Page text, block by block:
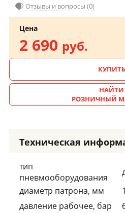
Отзывы и вопросы (0)
Цена
2 690 руб.
КУПИТЬ
НАЙТИ
РОЗНИЧНЫЙ
Техническая
тип
пневмооборудования
диаметр патрона, мм
давление рабочее, бар